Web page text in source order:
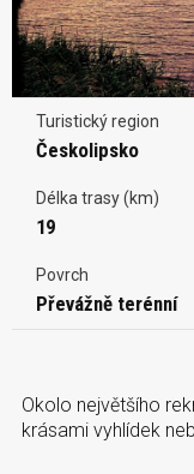
Turistický region
Českolipsko
Délka trasy (km)
19
Povrch
Převážně terénní
Okolo největšího
krásami vyhlídek